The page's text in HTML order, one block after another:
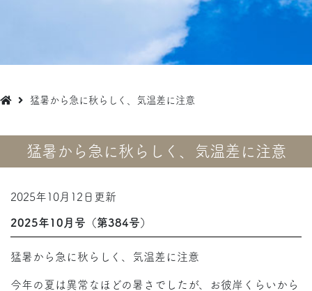
猛暑から急に秋らしく、気温差に注意
猛暑から急に秋らしく、気温差に注意
2025年10月12日更新
2025年10月号（第384号）
猛暑から急に秋らしく、気温差に注意
今年の夏は異常なほどの暑さでしたが、お彼岸くらいから